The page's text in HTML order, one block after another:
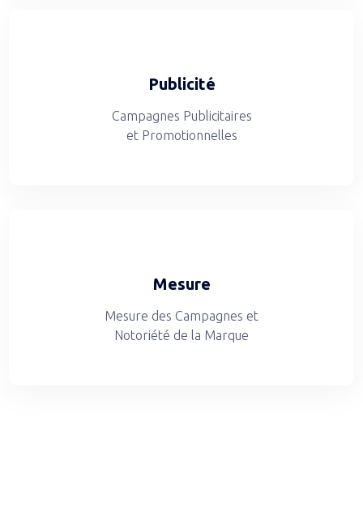
Publicité
Campagnes Publicitaires
et Promotionnelles
Mesure
Mesure des Campagnes et
Notoriété de la Marque